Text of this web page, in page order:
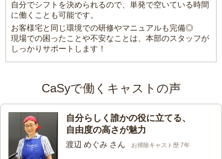
自分でシフトを決められるので、単発で空いている時間
に働くことも可能です。
お客様宅と同じ環境での研修やマニュアルも完備◎
現場での困ったことや不安なことは、本部のスタッフが
しっかりサポートします！
CaSyで働くキャストの声
自分らしく誰かの役に立てる、
自由度の高さが魅力
渡辺 めぐみ さん お掃除キャスト歴 7年